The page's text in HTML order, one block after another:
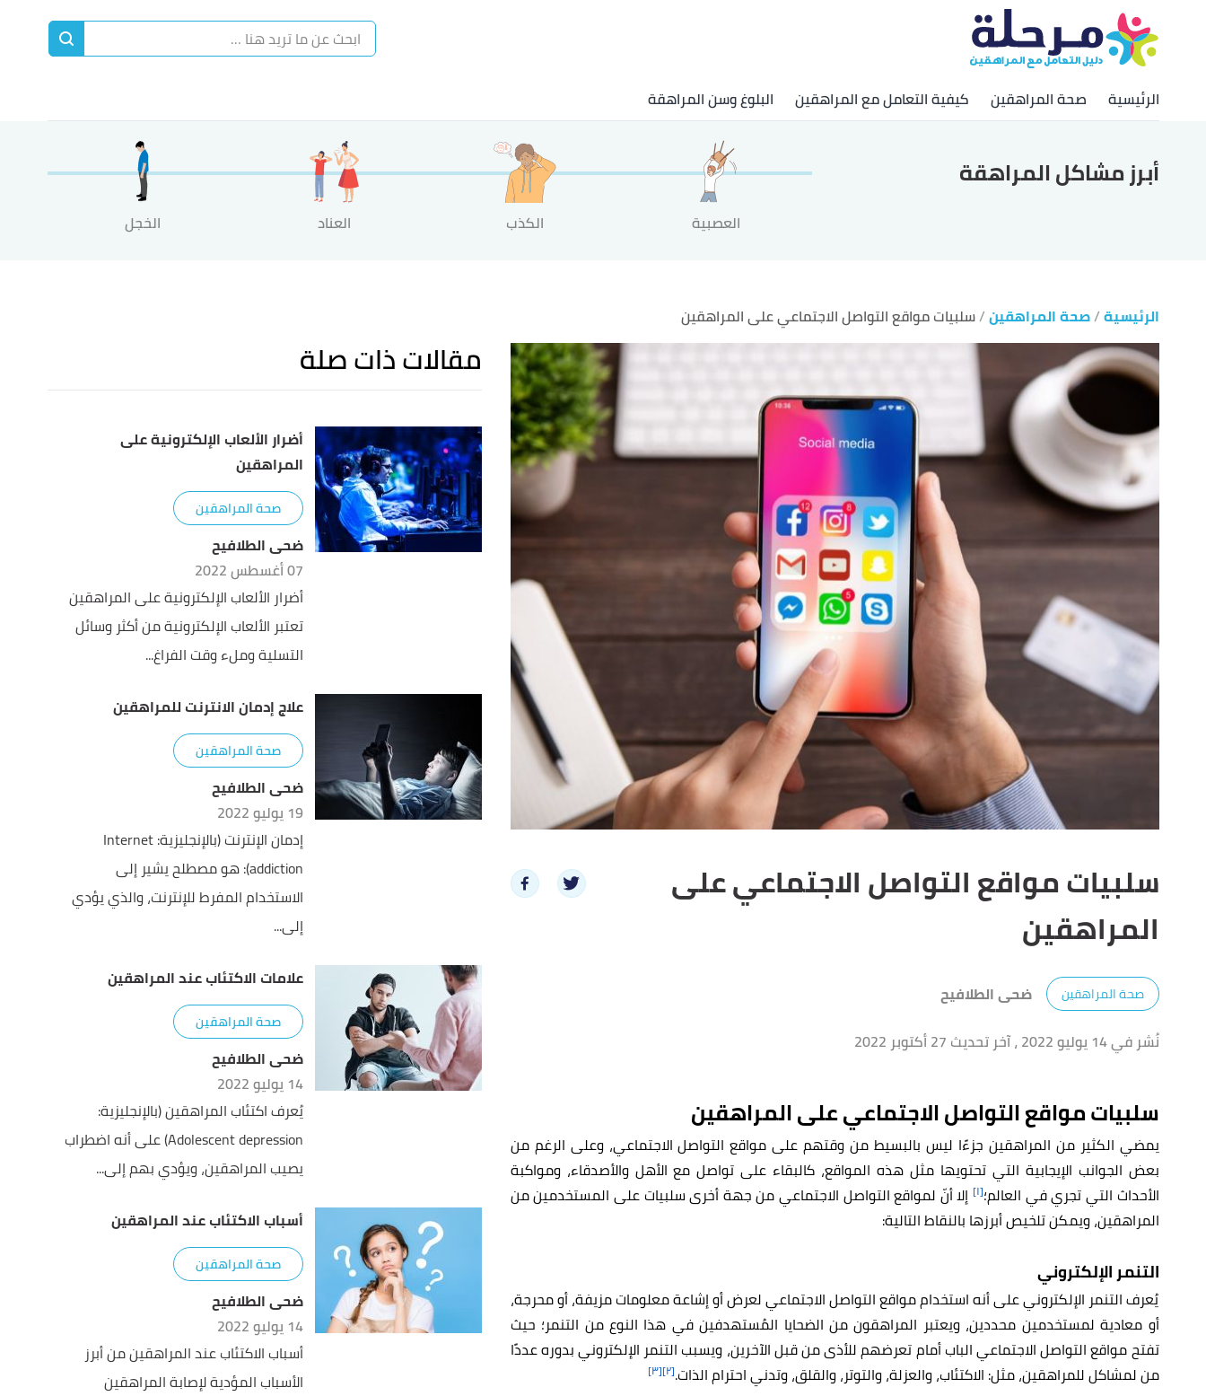
الرئيسية صحة المراهقين كيفية التعامل مع المراهقين البلوغ وسن المراهقة
أبرز مشاكل المراهقة
العصبية الكذب العناد الخجل
الرئيسية صحة المراهقين سلبيات مواقع التواصل الاجتماعي على المراهقين
سلبيات مواقع التواصل الاجتماعي على
المراهقين
صحة المراهقين
ضحى الطلافيح
نُشر في 14 يوليو 2022
، آخر تحديث 27 أكتوبر 2022
سلبيات مواقع التواصل الاجتماعي على المراهقين
يمضي الكثير من المراهقين جزءًا ليس بالبسيط من وقتهم على مواقع التواصل الاجتماعي، وعلى الرغم من
بعض الجوانب الإيجابية التي تحتويها مثل هذه المواقع، كالبقاء على تواصل مع الأهل والأصدقاء، ومواكبة
الأحداث التي تجري في العالم؛[١] إلا أنّ لمواقع التواصل الاجتماعي من جهة أخرى سلبيات على المستخدمين من
المراهقين، ويمكن تلخيص أبرزها بالنقاط التالية:
التنمر الإلكتروني
يُعرف التنمر الإلكتروني على أنه استخدام مواقع التواصل الاجتماعي لعرض أو إشاعة معلومات مزيفة، أو محرجة،
أو معادية لمستخدمين محددين، ويعتبر المراهقون من الضحايا المُستهدفين في هذا النوع من التنمر؛ حيث
تفتح مواقع التواصل الاجتماعي الباب أمام تعرضهم للأذى من قبل الآخرين، ويسبب التنمر الإلكتروني بدوره عددًا
من لمشاكل للمراهقين، مثل: الاكتئاب، والعزلة، والتوتر، والقلق، وتدني احترام الذات.[٢] [٣]
مقالات ذات صلة
أضرار الألعاب الإلكترونية على
المراهقين
صحة المراهقين
ضحى الطلافيح
07 أغسطس 2022
أضرار الألعاب الإلكترونية على المراهقين
تعتبر الألعاب الإلكترونية من أكثر وسائل
التسلية وملء وقت الفراغ...
علاج إدمان الانترنت للمراهقين
صحة المراهقين
ضحى الطلافيح
19 يوليو 2022
إدمان الإنترنت (بالإنجليزية: Internet
addiction): هو مصطلح يشير إلى
الاستخدام المفرط للإنترنت، والذي يؤدي
إلى...
علامات الاكتئاب عند المراهقين
صحة المراهقين
ضحى الطلافيح
14 يوليو 2022
يُعرف اكتئاب المراهقين (بالإنجليزية:
Adolescent depression) على أنه اضطراب
يصيب المراهقين، ويؤدي بهم إلى...
أسباب الاكتئاب عند المراهقين
صحة المراهقين
ضحى الطلافيح
14 يوليو 2022
أسباب الاكتئاب عند المراهقين من أبرز
الأسباب المؤدية لإصابة المراهقين